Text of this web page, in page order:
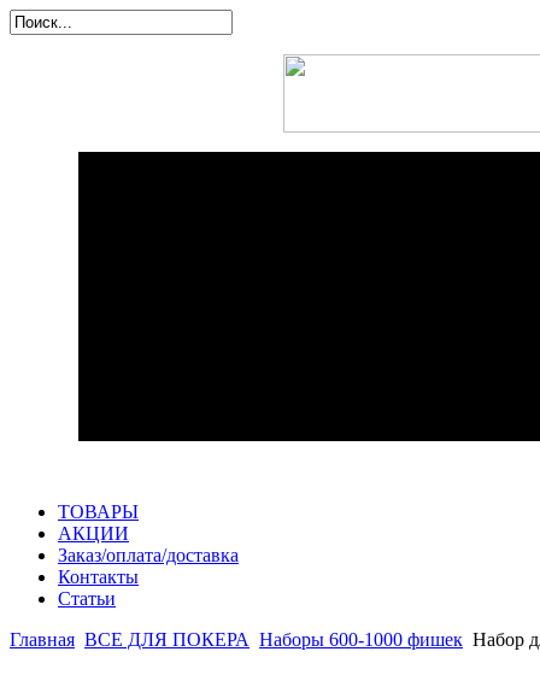
ТОВАРЫ
АКЦИИ
Заказ/оплата/доставка
Контакты
Статьи
Главная ВСЕ ДЛЯ ПОКЕРА Наборы 600-1000 фишек Набор